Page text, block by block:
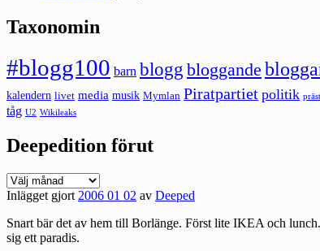
Taxonomin
#blogg100 barn blogg bloggande
kalendern livet media musik Mymlan Piratpartiet politik präst
tåg U2 Wikileaks
Deepedition förut
Deepedition
förut
Inlägget gjort 2006 01 02 av Deeped
Snart bär det av hem till Borlänge. Först lite IKEA och
sig ett paradis.